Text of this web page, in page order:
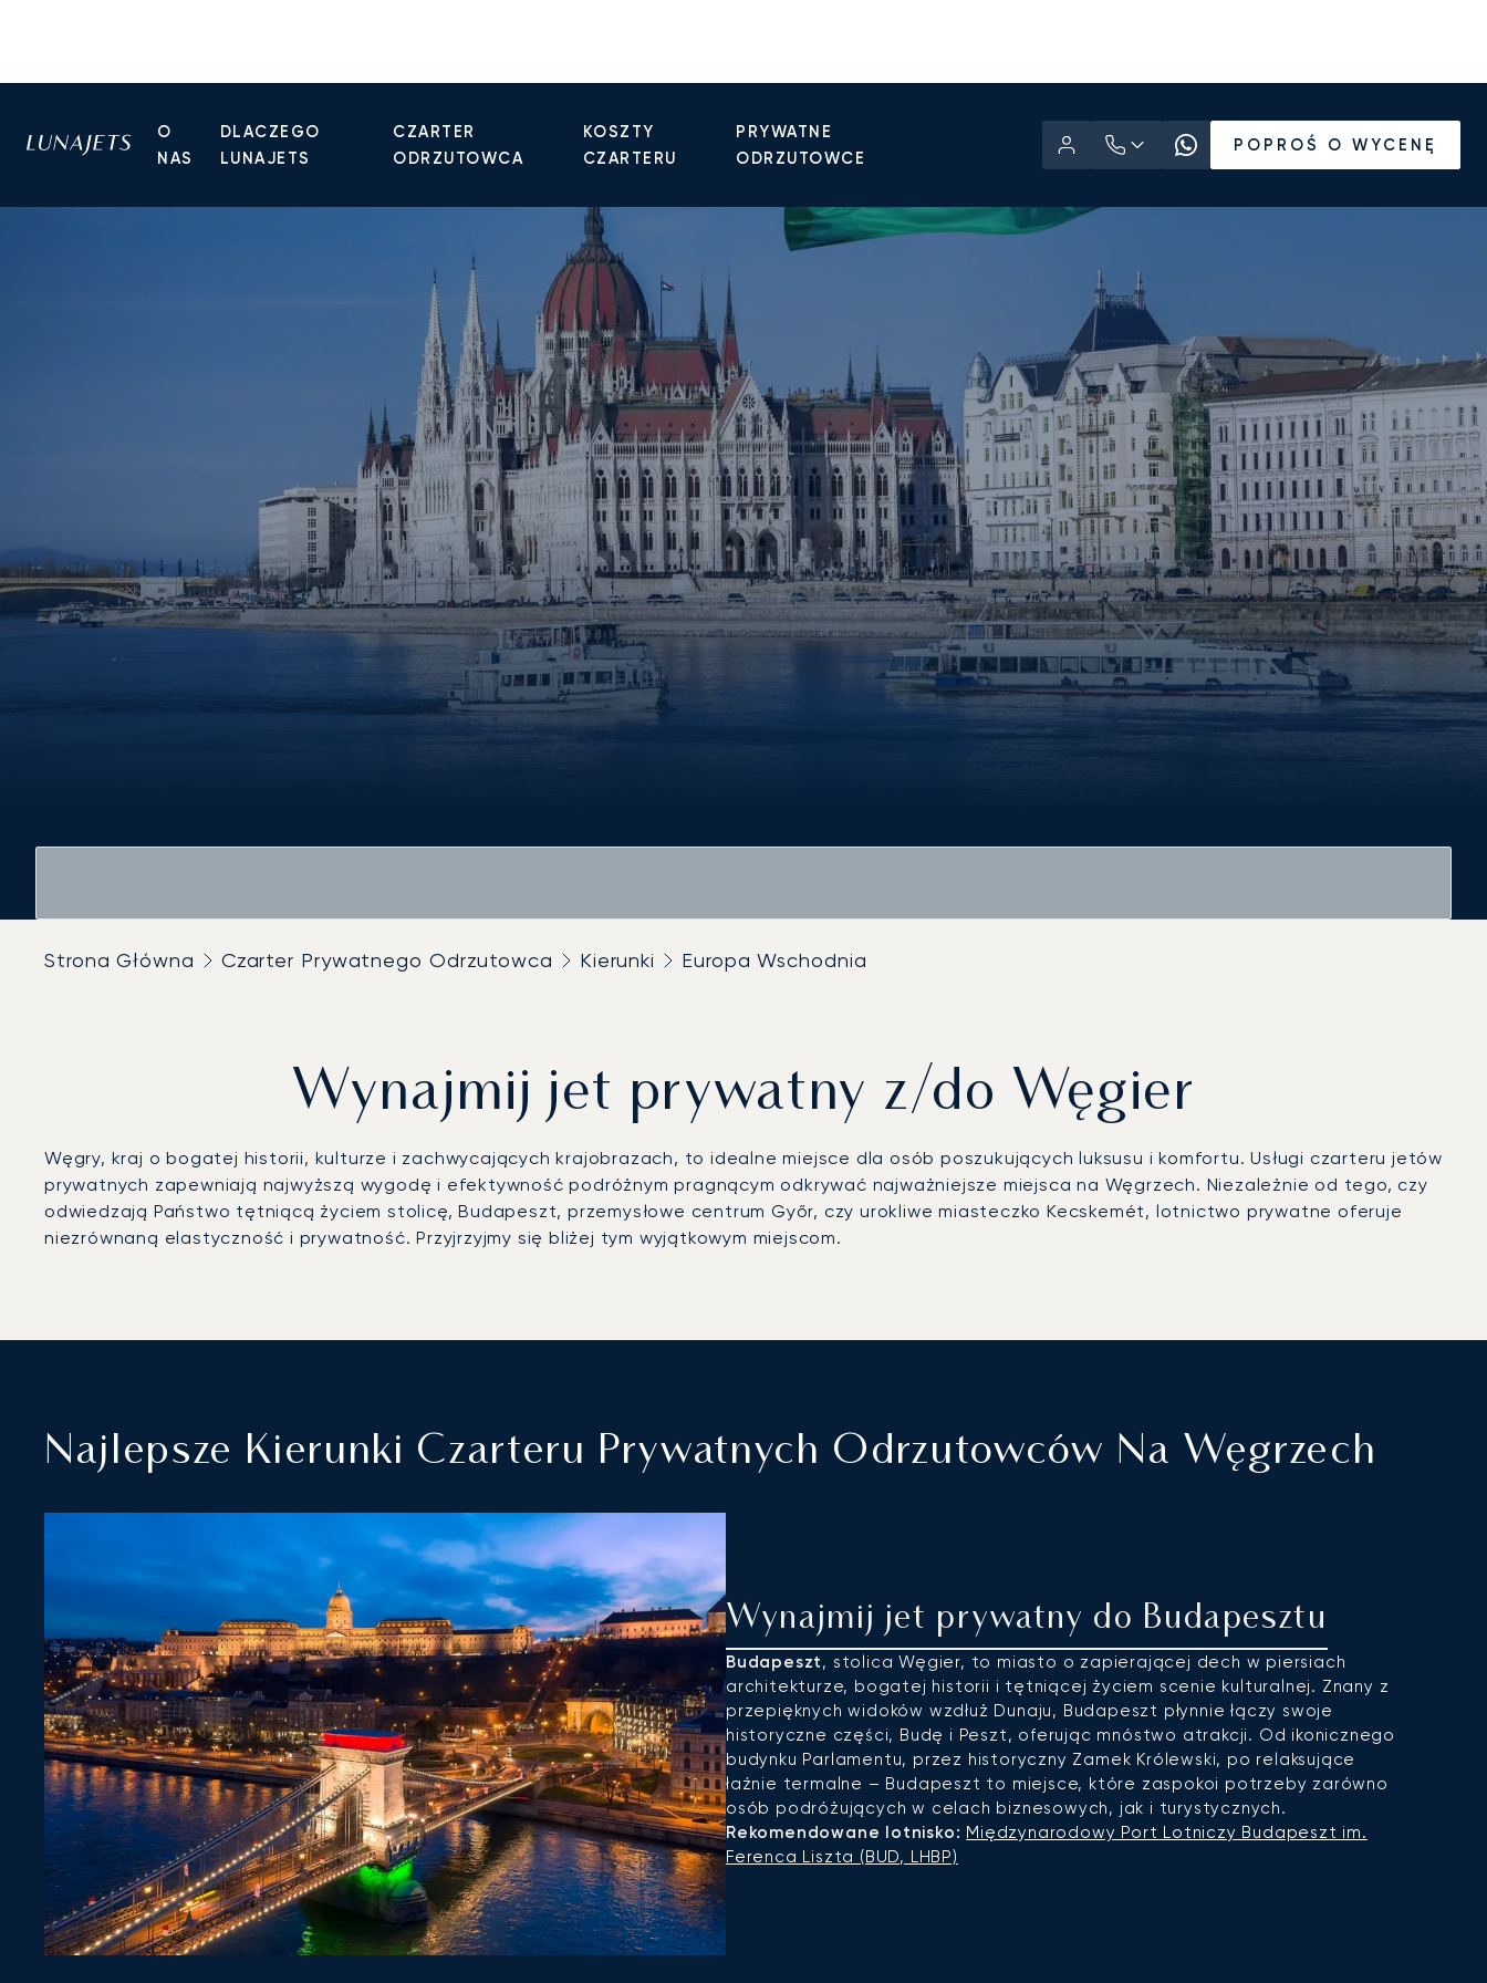
O
NAS
DLACZEGO
LUNAJETS
CZARTER
ODRZUTOWCA
KOSZTY
CZARTERU
PRYWATNE
ODRZUTOWCE
POPROŚ O WYCENĘ
Strona Główna Czarter Prywatnego Odrzutowca Kierunki Europa Wschodnia
Wynajmij jet prywatny z/do Węgier
Węgry, kraj o bogatej historii, kulturze i zachwycających krajobrazach, to idealne miejsce dla osób poszukujących luksusu i komfortu. Usługi czarteru jetów
prywatnych zapewniają najwyższą wygodę i efektywność podróżnym pragnącym odkrywać najważniejsze miejsca na Węgrzech. Niezależnie od tego, czy
odwiedzają Państwo tętniącą życiem stolicę, Budapeszt, przemysłowe centrum Győr, czy urokliwe miasteczko Kecskemét, lotnictwo prywatne oferuje
niezrównaną elastyczność i prywatność. Przyjrzyjmy się bliżej tym wyjątkowym miejscom.
Najlepsze Kierunki Czarteru Prywatnych Odrzutowców Na Węgrzech
Wynajmij jet prywatny do Budapesztu
Budapeszt, stolica Węgier, to miasto o zapierającej dech w piersiach
architekturze, bogatej historii i tętniącej życiem scenie kulturalnej. Znany z
przepięknych widoków wzdłuż Dunaju, Budapeszt płynnie łączy swoje
historyczne części, Budę i Peszt, oferując mnóstwo atrakcji. Od ikonicznego
budynku Parlamentu, przez historyczny Zamek Królewski, po relaksujące
łaźnie termalne – Budapeszt to miejsce, które zaspokoi potrzeby zarówno
osób podróżujących w celach biznesowych, jak i turystycznych.
Rekomendowane lotnisko: Międzynarodowy Port Lotniczy Budapeszt im.
Ferenca Liszta (BUD, LHBP)